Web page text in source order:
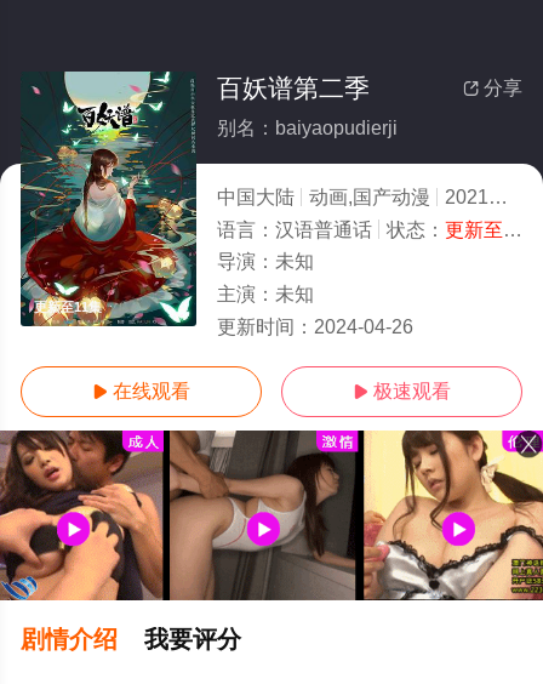
更新至11集
 分享
百妖谱第二季
别名：baiyaopudierji
中国大陆 动画,国产动漫 2021
7.0
语言： 汉语普通话 状态： 更新至11集
导演： 未知
主演： 未知
更新时间： 2024-04-26
 在线观看  极速观看
剧情介绍 我要评分